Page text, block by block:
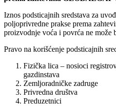
Iznos podsticajnih sredstava za
poljoprivredne prakse prema
proizvodnje voća i povrća ne može
Pravo na korišćenje podsticajnih
Fizička lica – nosioci
gazdinstava
Zemljoradničke zadruge
Privredna društva
Preduzetnici